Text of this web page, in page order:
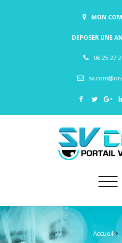
MON
DEPOSER UNE
06 25 27
Accueil